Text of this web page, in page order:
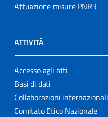
Attuazione misure PNRR
ATTIVITÀ
Accesso agli atti
Basi di dati
Collaborazioni internazionali
Comitato Etico Nazionale